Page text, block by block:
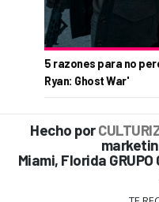
5 razones para no
Ryan: Ghost War'
Hecho por
Miami, Florida GRUPO